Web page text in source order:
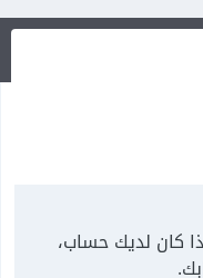
كان لديك حساب،